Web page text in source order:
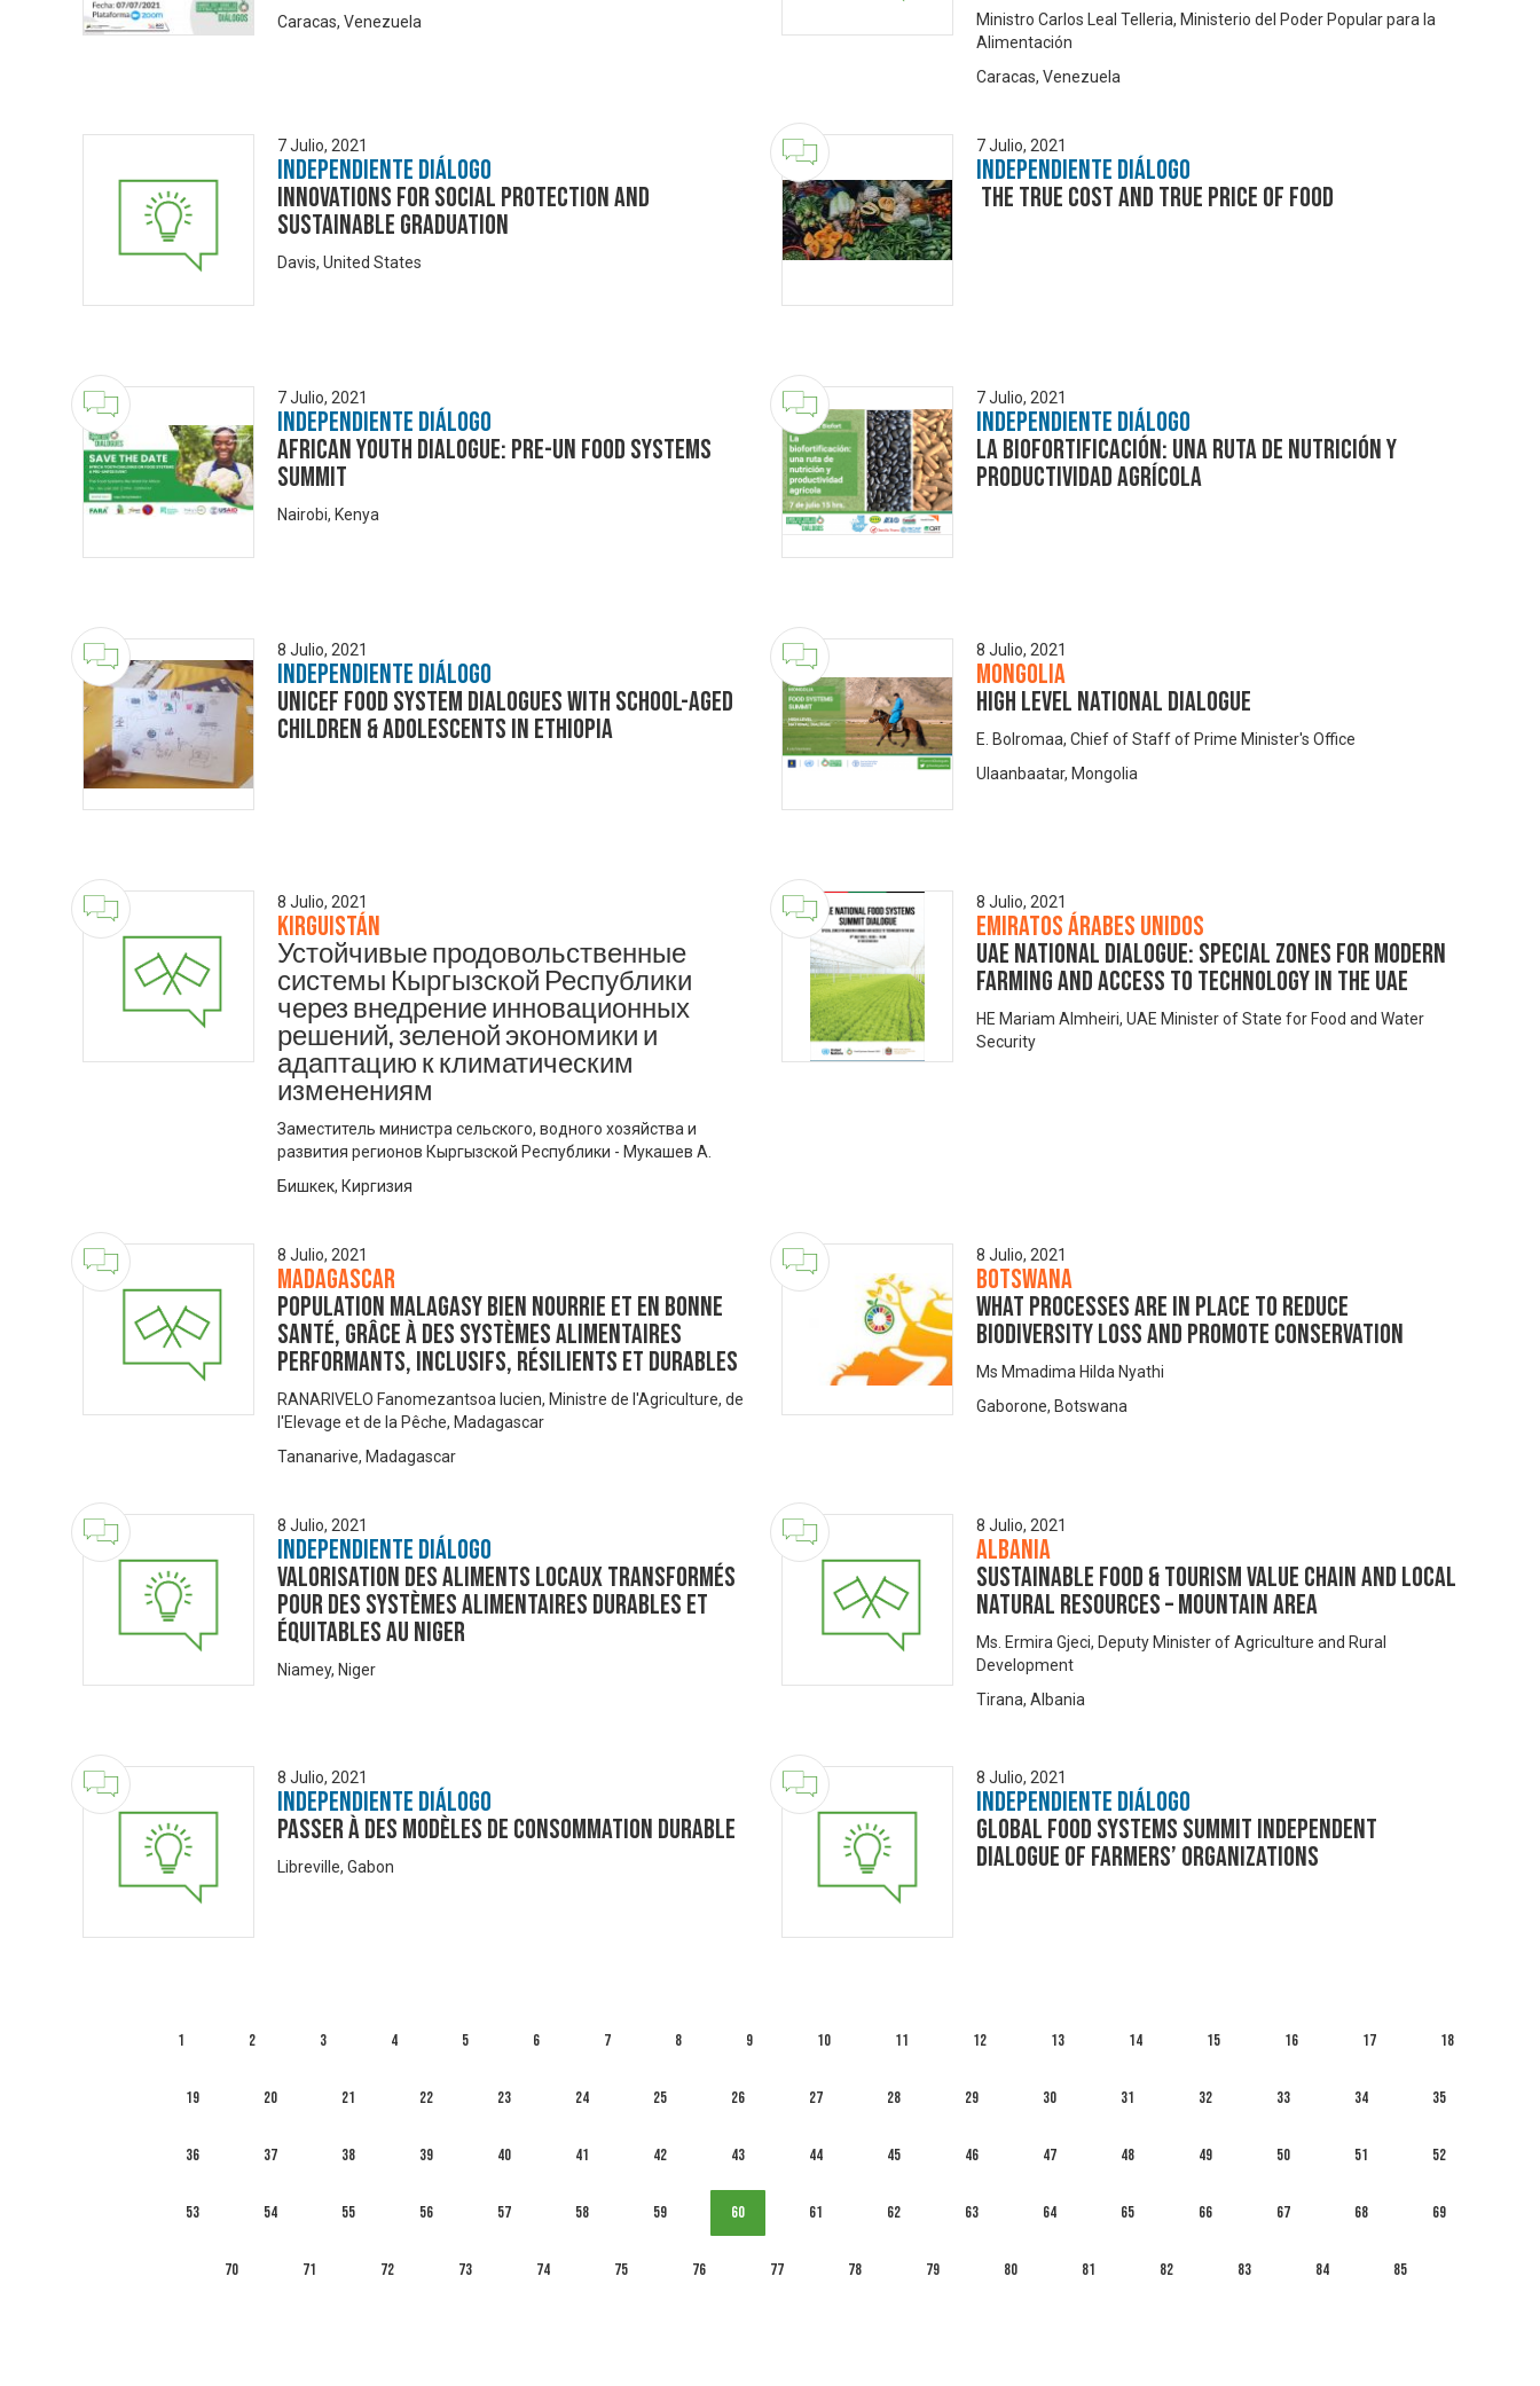
Caracas, Venezuela
Ministro Carlos Leal Telleria, Ministerio del Poder Popular para la
Alimentación
Caracas, Venezuela
7 Julio, 2021
Independiente Diálogo
Innovations for Social Protection and
Sustainable Graduation
Davis, United States
7 Julio, 2021
Independiente Diálogo
​ The True Cost and True Price of Food
7 Julio, 2021
Independiente Diálogo
African Youth Dialogue: Pre-UN Food Systems
Summit
Nairobi, Kenya
7 Julio, 2021
Independiente Diálogo
La biofortificación: una ruta de nutrición y
productividad agrícola
8 Julio, 2021
Independiente Diálogo
UNICEF Food System Dialogues with School-aged
Children & Adolescents in Ethiopia
8 Julio, 2021
Mongolia
High level National dialogue
E. Bolromaa, Chief of Staff of Prime Minister's Office
Ulaanbaatar, Mongolia
8 Julio, 2021
Kirguistán
Устойчивые продовольственные
системы Кыргызской Республики
через внедрение инновационных
решений, зеленой экономики и
адаптацию к климатическим
изменениям
Заместитель министра сельского, водного хозяйства и
развития регионов Кыргызской Республики - Мукашев А.
Бишкек, Киргизия
8 Julio, 2021
Emiratos Árabes Unidos
UAE National Dialogue: Special zones for modern
farming and access to technology in the UAE
HE Mariam Almheiri, UAE Minister of State for Food and Water
Security
8 Julio, 2021
Madagascar
Population malagasy bien nourrie et en bonne
santé, grâce à des systèmes alimentaires
performants, inclusifs, résilients et durables
RANARIVELO Fanomezantsoa lucien, Ministre de l'Agriculture, de
l'Elevage et de la Pêche, Madagascar
Tananarive, Madagascar
8 Julio, 2021
Botswana
What Processes are in Place to Reduce
Biodiversity Loss and Promote Conservation
Ms Mmadima Hilda Nyathi
Gaborone, Botswana
8 Julio, 2021
Independiente Diálogo
Valorisation des aliments locaux transformés
pour des systèmes alimentaires durables et
équitables au Niger
Niamey, Niger
8 Julio, 2021
Albania
Sustainable Food & Tourism Value Chain and Local
Natural Resources – Mountain area
Ms. Ermira Gjeci, Deputy Minister of Agriculture and Rural
Development
Tirana, Albania
8 Julio, 2021
Independiente Diálogo
Passer à des modèles de consommation durable
Libreville, Gabon
8 Julio, 2021
Independiente Diálogo
Global Food Systems Summit Independent
Dialogue of Farmers’ Organizations
1 2 3 4 5 6 7 8 9 10 11 12 13 14 15 16 17 18
19 20 21 22 23 24 25 26 27 28 29 30 31 32 33 34 35
36 37 38 39 40 41 42 43 44 45 46 47 48 49 50 51 52
53 54 55 56 57 58 59 60 61 62 63 64 65 66 67 68 69
70 71 72 73 74 75 76 77 78 79 80 81 82 83 84 85